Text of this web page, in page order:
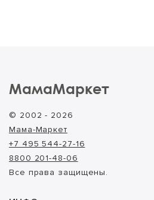
МамаМаркет
© 2002 - 2026
Мама-Маркет
+7 495 544-27-16
8800 201-48-06
Все права защищены.